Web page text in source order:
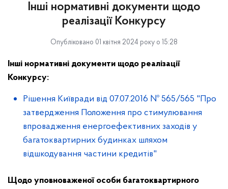
Інші нормативні документи щодо
реалізації Конкурсу
Опубліковано 01 квітня 2024 року о 15:28
Інші нормативні документи щодо реалізації
Конкурсу:
Рішення Київради від 07.07.2016 № 565/565 "Про
затвердження Положення про стимулювання
впровадження енергоефективних заходів у
багатоквартирних будинках шляхом
відшкодування частини кредитів"
Щодо уповноваженої особи багатоквартирного